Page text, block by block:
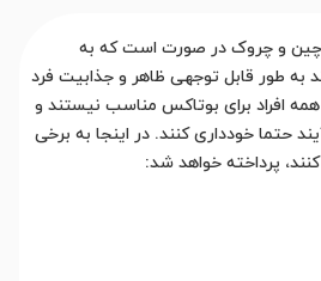
و چروک در صورت است که به
به طور قابل توجهی ظاهر و جذابیت فرد
همه افراد برای بوتاکس مناسب نیستند و
حتما خودداری کنند. در اینجا به برخی
پرداخته خواهد شد: